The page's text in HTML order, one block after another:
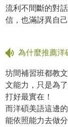
流利不間斷的對
信，也滿訝異自
為什麼推薦洋
坊間補習班都教
文能力，只是為
打好最實在！
而洋碩美語這邊
能依照能力去做